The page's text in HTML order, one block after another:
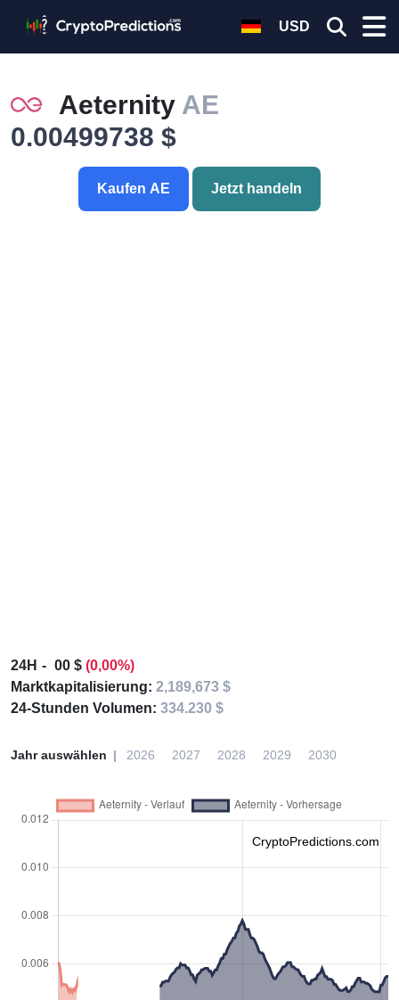
USD
Aeternity AE
0.00499738 $
Kaufen AE Jetzt handeln
24H 00 $ (0,00%)
Marktkapitalisierung: 2,189,673 $
24-Stunden Volumen: 334.230 $
Jahr auswählen 2026 2027 2028 2029 2030
CryptoPredictions.com